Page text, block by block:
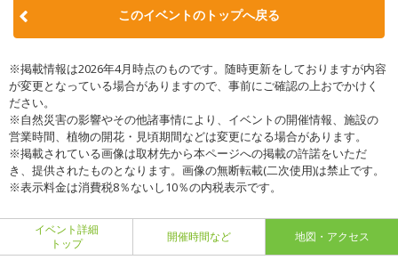
このイベントのトップへ戻る
※掲載情報は2026年4月時点のものです。随時更新をしておりますが内容
が変更となっている場合がありますので、事前にご確認の上おでかけく
ださい。
※自然災害の影響やその他諸事情により、イベントの開催情報、施設の
営業時間、植物の開花・見頃期間などは変更になる場合があります。
※掲載されている画像は取材先から本ページへの掲載の許諾をいただ
き、提供されたものとなります。画像の無断転載(二次使用)は禁止です。
※表示料金は消費税8％ないし10％の内税表示です。
イベント詳細
トップ
開催時間など 地図・アクセス